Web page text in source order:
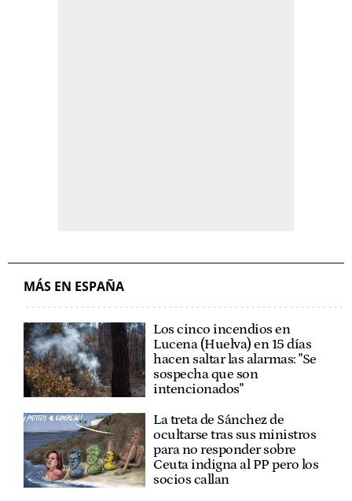
MÁS EN ESPAÑA
Los cinco incendios en
Lucena (Huelva) en 15 días
hacen saltar las alarmas: "Se
sospecha que son
intencionados"
La treta de Sánchez de
ocultarse tras sus ministros
para no responder sobre
Ceuta indigna al PP pero los
socios callan